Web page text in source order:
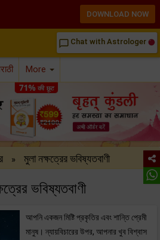
chat_bubble_outline Chat with Astrologer
More
» মুলা নক্ষত্রের ভবিষ্যতবাণী
ভবিষ্যতবাণী
আপনি একজন মিষ্টি প্রকৃতির এবং শান্তি প্রেমী
মানুষ। ন্যায়বিচারের উপর, আপনার খুব বিশ্বাস
DOWNLOAD NOW